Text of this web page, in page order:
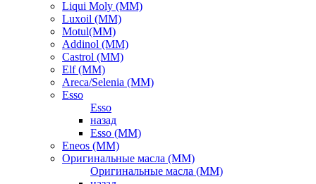
Liqui Moly (ММ)
Luxoil (ММ)
Motul(ММ)
Addinol (ММ)
Castrol (ММ)
Elf (ММ)
Areca/Selenia (ММ)
Esso
Esso
назад
Esso (ММ)
Eneos (ММ)
Оригинальные масла (ММ)
Оригинальные масла (ММ)